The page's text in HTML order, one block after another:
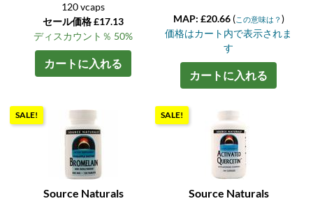
120 vcaps
セール価格 £17.13
ディスカウント％ 50%
カートに入れる
MAP: £20.66 (この意味は？ )
価格はカート内で表示されま
す
カートに入れる
SALE!
Source Naturals
SALE!
Source Naturals